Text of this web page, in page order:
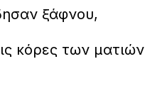
ξάφνου,
κόρες των ματιών